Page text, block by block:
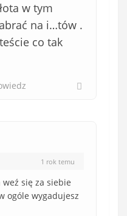
w tym
na i…tów .
co tak
1 rok temu
weź się za siebie
ogóle wygadujesz